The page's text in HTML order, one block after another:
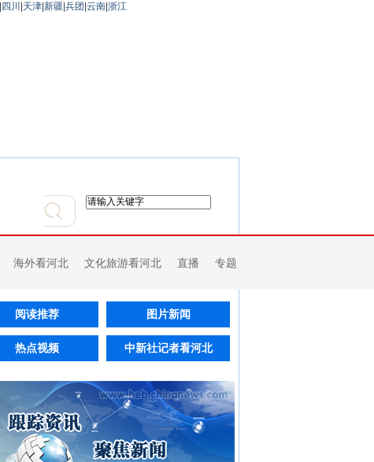
四川 天津 新疆 兵团 云南 浙江
海外看河北 文化旅游看河北 直播 专题
阅读推荐 图片新闻
热点视频 中新社记者看河北